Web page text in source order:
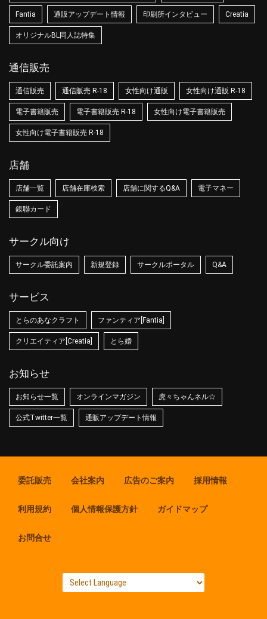
Fantia 通販アップデート情報 印刷所インタビュー Creatia
オリジナルBL同人誌特集
通信販売
通信販売 通信販売 R-18 女性向け通販 女性向け通販 R-18
電子書籍販売 電子書籍販売 R-18 女性向け電子書籍販売
女性向け電子書籍販売 R-18
店舗
店舗一覧 店舗在庫検索 店舗に関するQ&A 電子マネー
銀聯カード
サークル向け
サークル委託案内 新規登録 サークルポータル Q&A
サービス
とらのあなクラフト ファンティア[Fantia]
クリエイティア[Creatia] とら婚
お知らせ
お知らせ一覧 オンラインマガジン 虎々ちゃんネル☆
公式Twitter一覧 通販アップデート情報
委託販売 会社案内 広告のご案内 採用情報
利用規約 個人情報保護方針 ガイドマップ
お問合せ